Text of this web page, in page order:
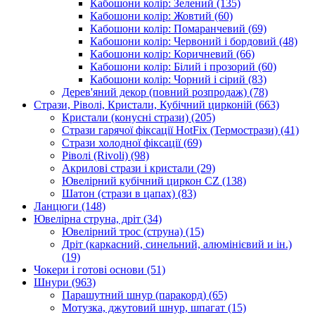
Кабошони колір: Зелений (135)
Кабошони колір: Жовтий (60)
Кабошони колір: Помаранчевий (69)
Кабошони колір: Червоний і бордовий (48)
Кабошони колір: Коричневий (66)
Кабошони колір: Білий і прозорий (60)
Кабошони колір: Чорний і сірий (83)
Дерев'яний декор (повний розпродаж) (78)
Стрази, Ріволі, Кристали, Кубічний цирконій (663)
Кристали (конусні стрази) (205)
Стрази гарячої фіксації HotFix (Термострази) (41)
Стрази холодної фіксації(69)
Ріволі (Rivoli) (98)
Акрилові стрази і кристали (29)
Ювелірний кубічний циркон CZ (138)
Шатон (стрази в цапах) (83)
Ланцюги (148)
Ювелірна струна, дріт (34)
Ювелірний трос (струна) (15)
Дріт (каркасний, синельний, алюмінієвий и ін.)
(19)
Чокери і готові основи (51)
Шнури (963)
Парашутний шнур (паракорд) (65)
Мотузка, джутовий шнур, шпагат (15)